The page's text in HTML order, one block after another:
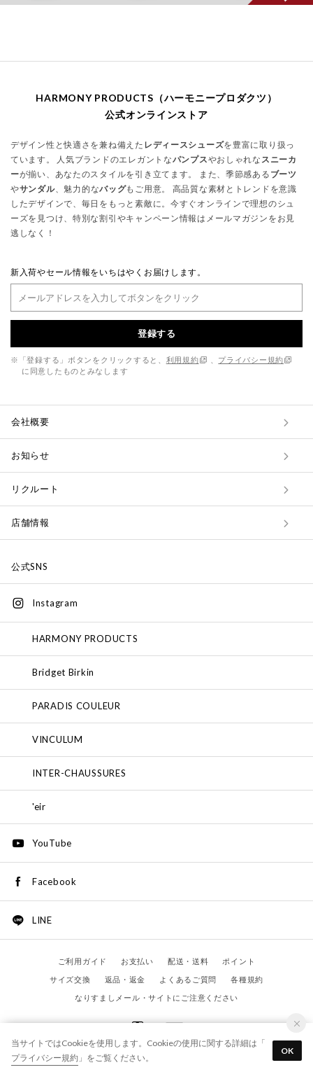
HARMONY PRODUCTS（ハーモニープロダクツ）
公式オンラインストア
デザイン性と快適さを兼ね備えた レディースシューズを豊富に取り扱っ
ています。 人気ブランドのエレガントなパンプスやおしゃれな スニーカ
ーが揃い、あなたのスタイルを引き立てます。 また、季節感ある ブーツ
やサンダル、魅力的なバッグもご用意。 高品質な素材とトレンドを意識
したデザインで、毎日をもっと素敵に。今すぐオンラインで理想のシュ
ーズを見つけ、特別な割引やキャンペーン情報はメールマガジンをお見
逃しなく！
新入荷やセール情報をいちはやくお届けします。
登録する
※「登録する」ボタンをクリックすると、 利用規約
プライバシー規約
に同意したものとみなします
会社概要
お知らせ
リクルート
店舗情報
公式SNS
Instagram
HARMONY PRODUCTS
Bridget Birkin
PARADIS COULEUR
VINCULUM
INTER-CHAUSSURES
'eir
YouTube
Facebook
LINE
ご利用ガイド お支払い 配送・送料
ポイント
サイズ交換
返品・返金 よくあるご質問
各種規約
なりすましメール・サイトにご注意ください
©HARMONY PRODUCTS
当サイトではCookieを使用します。Cookieの使用に関する詳細は「
プライバシー規約 」をご覧ください。
OK